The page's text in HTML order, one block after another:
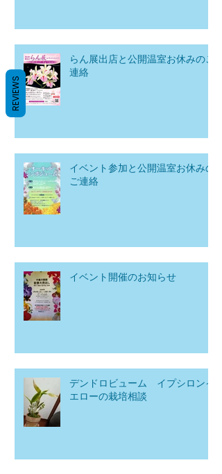
らん展出店と公開温室お休みのご
連絡
イベント参加と公開温室お休みの
ご連絡
イベント開催のお知らせ
デンドロビューム イプシロンイ
エローの栽培相談
REVIEWS